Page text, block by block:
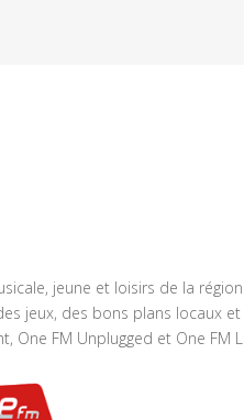
jeune et loisirs de la
jeux, des bons plans locaux
One FM Unplugged et One FM